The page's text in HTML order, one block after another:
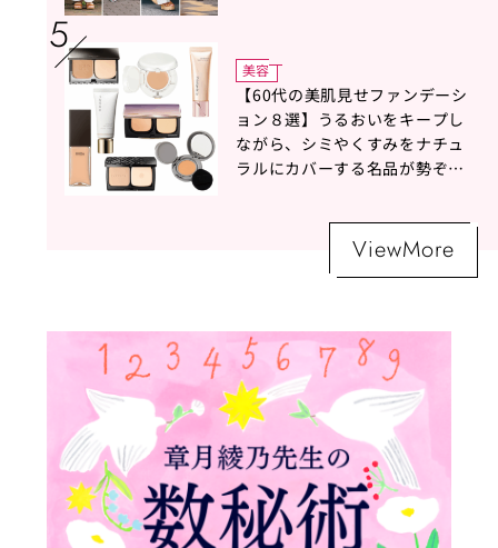
美容
【60代の美肌見せファンデーシ
ョン８選】うるおいをキープし
ながら、シミやくすみをナチュ
ラルにカバーする名品が勢ぞろ
ViewMore